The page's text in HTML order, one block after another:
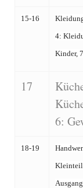
15-16
4:
Kinder,
17
6:
18-19